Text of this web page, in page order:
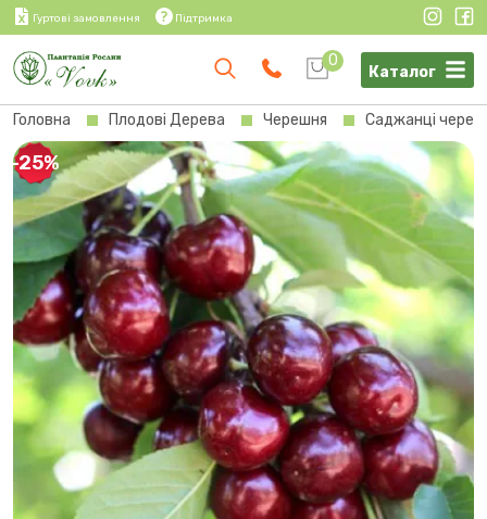
Гуртові замовлення Підтримка
0
Каталог
Головна Плодові Дерева Черешня Саджанці
-25%